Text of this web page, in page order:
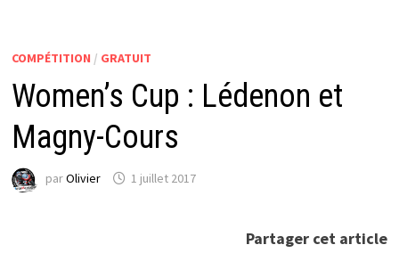
COMPÉTITION / GRATUIT
Women’s Cup : Lédenon et
Magny-Cours
parOlivier 1 juillet 2017
Partager cet article